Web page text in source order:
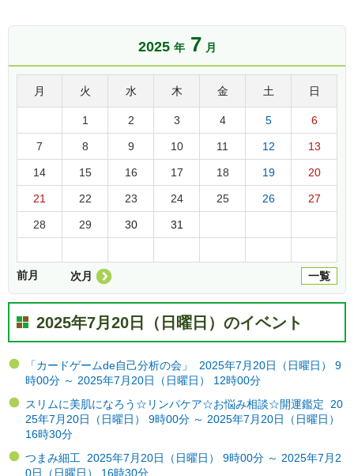
2025 年 7 月
月 火 水 木 金 土 日
1 2 3 4 5 6
7 8 9 10 11 12 13
14 15 16 17 18 19 20
21 22 23 24 25 26 27
28 29 30 31
前月 一覧
次月
2025年7月20日（日曜日）のイベント
「カードゲームde自己分析の会」 2025年7月20日（日曜日） 9
時00分 ～ 2025年7月20日（日曜日） 12時00分
スリムに美肌になろう☆リンパケア☆お悩み相談☆開運鑑定 20
25年7月20日（日曜日） 9時00分 ～ 2025年7月20日（日曜日）
16時30分
つまみ細工 2025年7月20日（日曜日） 9時00分 ～ 2025年7月2
0日（日曜日） 16時30分